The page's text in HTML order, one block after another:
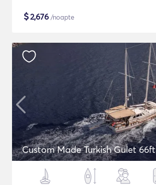
$2,676 /noapte
Custom Made Turkish Gulet 66ft